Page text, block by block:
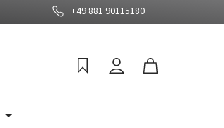
+49 881 90115180